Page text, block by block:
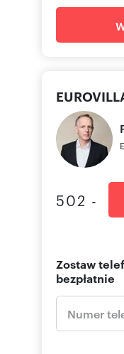
502 -
Zostaw
bezpłatnie